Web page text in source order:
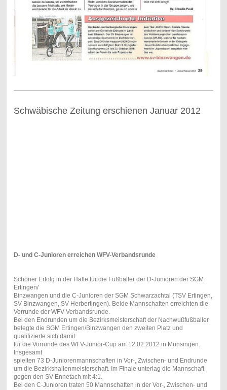
Schwäbische Zeitung erschienen Januar 2012
D- und C-Junioren erreichen WFV-Verbandsrunde
Schöner Erfolg in der Halle für die Fußballer der D-Junioren der SGM
Ertingen/
Binzwangen und die C-Junioren der SGM Schwarzachtal (TSV Ertingen,
SV Binzwangen, SV Herbertingen). Beide Mannschaften erreichten die
Vorrunde der WFV-Verbandsrunde.
Bei den Endrunden um die Bezirksmeisterschaft der Nachwußfußballer
belegte die SGM Ertingen/Binzwangen den zweiten Platz und
qualifizierte sich damit
für die Vorrunde des WFV-Junior-Cup am 12.02.2012 in Münsingen.
Insgesamt
spielten 73 D-Juniorenmannschaften in Vor-, Zwischen- und Endrunde
um die Bezirkshallenmeisterschaft. Im Finale unterlag die Mannschaft
gegen den SV Ennetach mit 4:1.
Bei den C-Junioren traten 50 Mannschaften in der Vor-, Zwischen- und